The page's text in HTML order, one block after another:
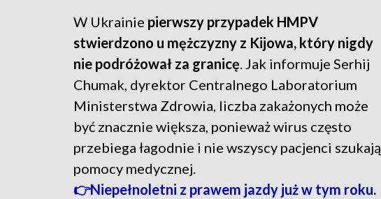
W Ukrainie pierwszy przypadek HMPV
stwierdzono u mężczyzny z Kijowa, który nigdy
nie podróżował za granicę. Jak informuje Serhij
Chumak, dyrektor Centralnego Laboratorium
Ministerstwa Zdrowia, liczba zakażonych może
być znacznie większa, ponieważ wirus często
przebiega łagodnie i nie wszyscy pacjenci szukają
pomocy medycznej.
👉Niepełnoletni z prawem jazdy już w tym roku.